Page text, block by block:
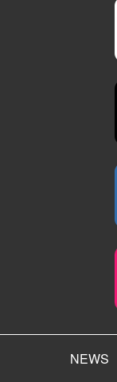
NEWS